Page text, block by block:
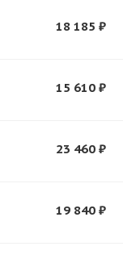
18 185 ₽
15 610 ₽
23 460 ₽
19 840 ₽